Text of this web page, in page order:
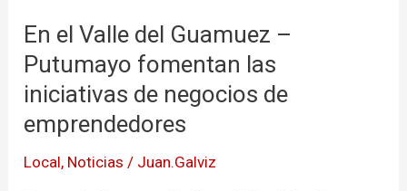
En el Valle del Guamuez –
Putumayo fomentan las
iniciativas de negocios de
emprendedores
Local, Noticias / Juan.Galviz
Valle
del
Guamuez
Putumayo
fomentan